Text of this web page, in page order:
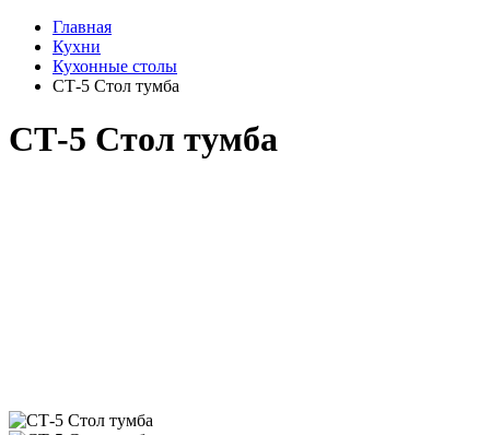
Главная
Кухни
Кухонные столы
СТ-5 Стол тумба
СТ-5 Стол тумба